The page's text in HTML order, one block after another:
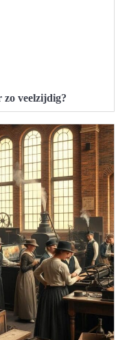
zo veelzijdig?